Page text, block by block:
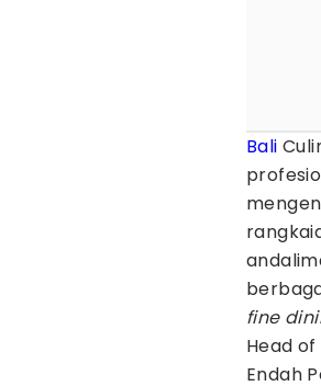
Bali
fine
Head
Endah